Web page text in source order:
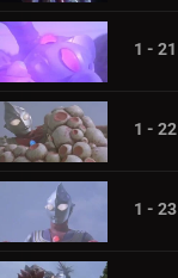
1 - 21
1 - 22
1 - 23